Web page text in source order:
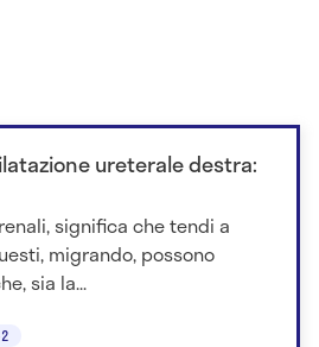
ureterale destra:
significa che tendi a
migrando, possono
sia la...